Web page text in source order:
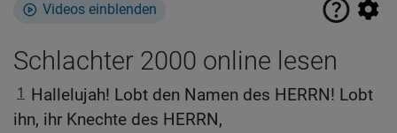
Videos einblenden
Schlachter 2000 online lesen
1 Hallelujah! Lobt den Namen des HERRN! Lobt
ihn, ihr Knechte des HERRN,